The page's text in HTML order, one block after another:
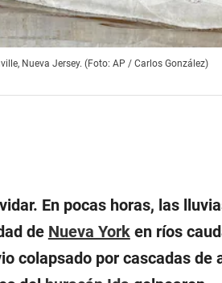
Nueva Jersey. (Foto: AP / Carlos González)
En pocas horas, las
de Nueva Yorken ríos
colapsado por cascadas de